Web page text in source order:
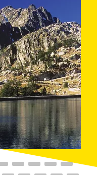
в высоту.
Маршрут
видом в
все еще можно
автохтонной
покрова
вверх:
альпийскими
сосны,
осыпи являются
таких как